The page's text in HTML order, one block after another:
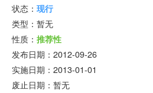
状态： 现行
类型： 暂无
性质： 推荐性
发布日期： 2012-09-26
实施日期： 2013-01-01
废止日期： 暂无